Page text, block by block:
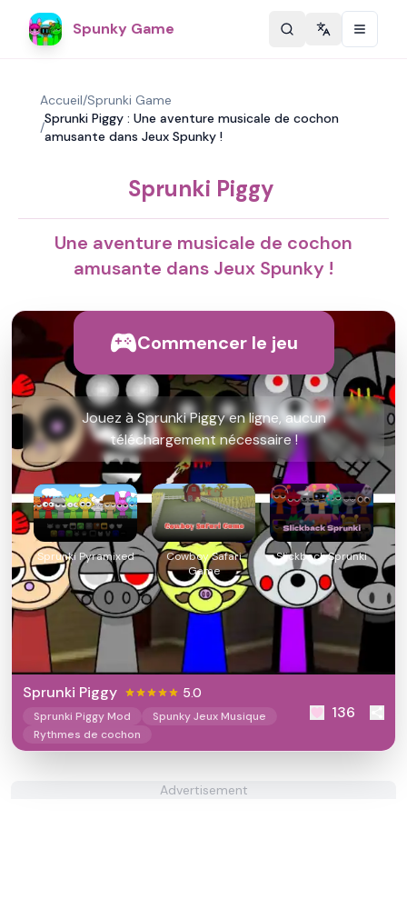
Spunky Game Change
Accueil/Sprunki Game
/
Sprunki Piggy : Une aventure musicale de cochon
amusante dans Jeux Spunky !
Sprunki Piggy
Une aventure musicale de cochon
amusante dans Jeux Spunky !
Commencer le jeu
Jouez à Sprunki Piggy en ligne, aucun
téléchargement nécessaire !
Sprunki Pyramixed
Cowboy Safari
Game
Slickback Sprunki
Sprunki Piggy 5.0
Sprunki Piggy Mod
Spunky Jeux Musique
Rythmes de cochon
136
Advertisement